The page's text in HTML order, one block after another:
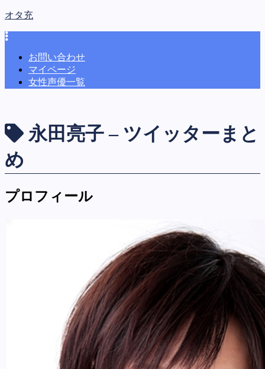
オタ充
お問い合わせ
マイページ
女性声優一覧
永田亮子 – ツイッターまと
め
プロフィール